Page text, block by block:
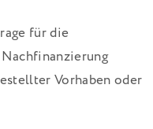
für die
Vorhaben oder